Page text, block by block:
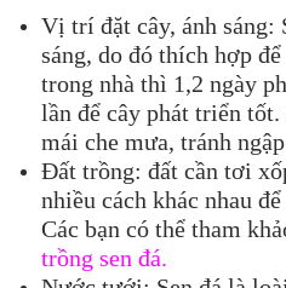
Vị trí đặt cây, ánh sáng:
sáng, do đó thích hợp
trong nhà thì 1,2 ngày
lần để cây phát triển
mái che mưa, tránh
Đất trồng: đất cần tơi
nhiều cách khác nhau
Các bạn có thể tham
trồng sen đá.